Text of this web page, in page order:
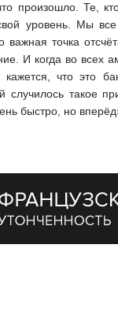
произошло. Те,
уровень. Мы
точка
И когда во всех
что это
случилось такое
быстро, но